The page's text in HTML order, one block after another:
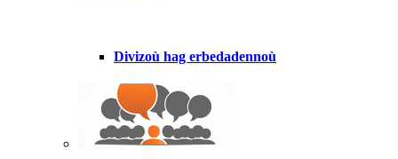
Divizoù hag erbedadennoù